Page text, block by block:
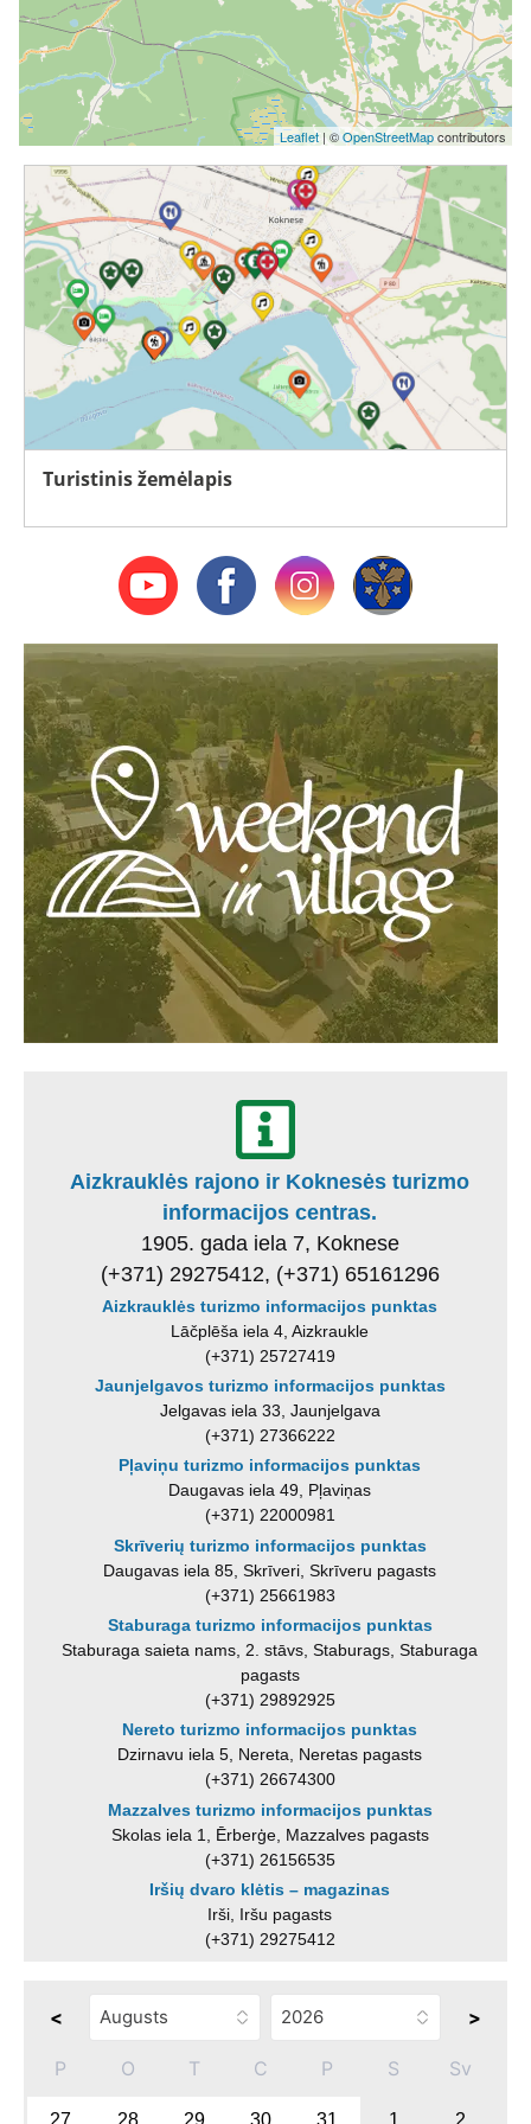
Leaflet | ©OpenStreetMapcontributors
Turistinis žemėlapis
Aizkrauklės rajono ir Koknesės turizmo
informacijos centras.
1905. gada iela 7, Koknese
(+371) 29275412, (+371) 65161296
Aizkrauklės turizmo informacijos punktas
Lāčplēša iela 4, Aizkraukle
(+371) 25727419
Jaunjelgavos turizmo informacijos punktas
Jelgavas iela 33, Jaunjelgava
(+371) 27366222
Pļaviņu turizmo informacijos punktas
Daugavas iela 49, Pļaviņas
(+371) 22000981
Skrīverių turizmo informacijos punktas
Daugavas iela 85, Skrīveri, Skrīveru pagasts
(+371) 25661983
Staburaga turizmo informacijos punktas
Staburaga saieta nams, 2. stāvs, Staburags, Staburaga
pagasts
(+371) 29892925
Nereto turizmo informacijos punktas
Dzirnavu iela 5, Nereta, Neretas pagasts
(+371) 26674300
Mazzalves turizmo informacijos punktas
Skolas iela 1, Ērberģe, Mazzalves pagasts
(+371) 26156535
Iršių dvaro klėtis – magazinas
Irši, Iršu pagasts
(+371) 29275412
< >
P O T C P S Sv
27 28 29 30 31 1 2